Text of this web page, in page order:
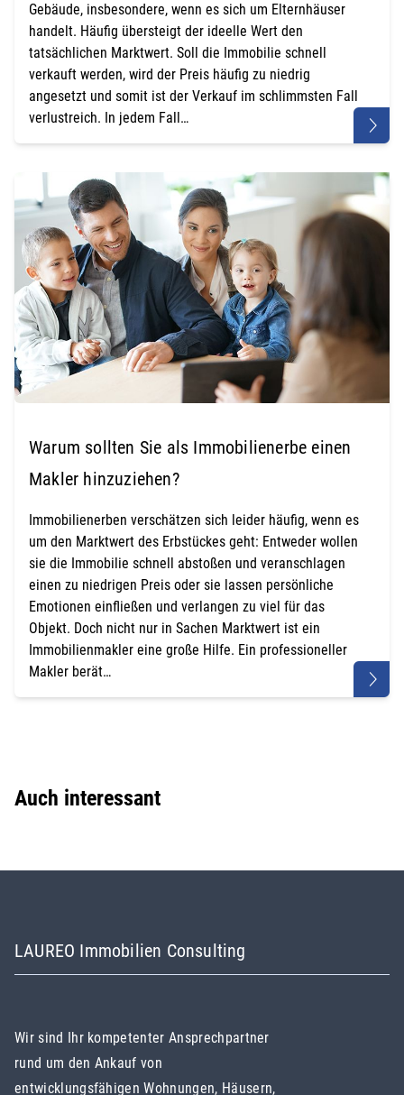
Gebäude, insbesondere, wenn es sich um Elternhäuser
handelt. Häufig übersteigt der ideelle Wert den
tatsächlichen Marktwert. Soll die Immobilie schnell
verkauft werden, wird der Preis häufig zu niedrig
angesetzt und somit ist der Verkauf im schlimmsten Fall
verlustreich. In jedem Fall…
Warum sollten Sie als Immobilienerbe einen
Makler hinzuziehen?
Immobilienerben verschätzen sich leider häufig, wenn es
um den Marktwert des Erbstückes geht: Entweder wollen
sie die Immobilie schnell abstoßen und veranschlagen
einen zu niedrigen Preis oder sie lassen persönliche
Emotionen einfließen und verlangen zu viel für das
Objekt. Doch nicht nur in Sachen Marktwert ist ein
Immobilienmakler eine große Hilfe. Ein professioneller
Makler berät…
Auch interessant
LAUREO Immobilien Consulting
Wir sind Ihr kompetenter Ansprechpartner
rund um den Ankauf von
entwicklungsfähigen Wohnungen, Häusern,